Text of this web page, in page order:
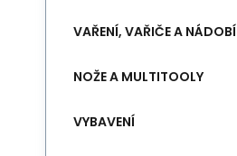
VAŘENÍ, VAŘIČE A NÁDOBÍ
NOŽE A MULTITOOLY
VYBAVENÍ